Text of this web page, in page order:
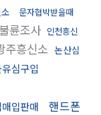
문자협박받을때
불륜조사 인천흥신
주흥신소 논산심
심구입
입판매
핸드폰